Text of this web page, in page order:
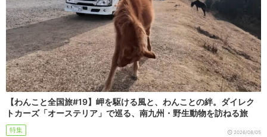
【わんこと全国旅#19】岬を駆ける風と、わんことの絆。ダイレク
トカーズ「オーステリア」で巡る、南九州・野生動物を訪ねる旅
特集 2026/08/05